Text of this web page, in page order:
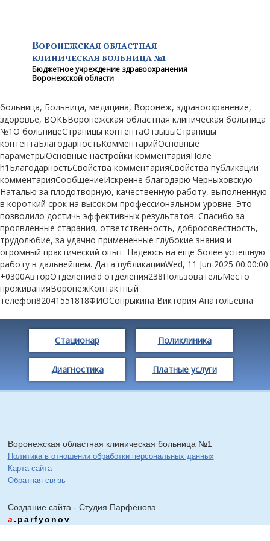
ВОРОНЕЖСКАЯ ОБЛАСТНАЯ
КЛИНИЧЕСКАЯ БОЛЬНИЦА №1
Бюджетное учреждение здравоохранения
Воронежской области
больница, Больница, медицина, Воронеж, здравоохранение,
здоровье, ВОКБВоронежская областная клиническая больница
№1О больницеСтраницы контентаОтзывыСтраницы
контентаБлагодарностьКомментарийОсновные
параметрыОсновные настройки комментарияПоле
h1БлагодарностьСвойства комментарияСвойства публикации
комментарияСообщениеИскренне благодарю Черныховскую
Наталью за плодотворную, качественную работу, выполненную
в короткий срок на высоком профессиональном уровне. Это
позволило достичь эффективных результатов. Спасибо за
проявленные старания, ответственность, добросовестность,
трудолюбие, за удачно примененные глубокие знания и
огромный практический опыт. Надеюсь на еще более успешную
работу в дальнейшем. Дата публикацииWed, 11 Jun 2025 00:00:00
+0300АвторОтделениеid отделения238ПользовательМесто
проживанияВоронежКонтактный
телефон82041551818ФИОСопрыкина Виктория Анатольевна
Стационар Поликлиника
Диагностика Платные услуги
Воронежская областная клиническая больница №1
Политика в отношении обработки персональных данных
Карта сайта
Обратная связь
Создание сайта - Cтудия Парфёнова
a .parfyonov